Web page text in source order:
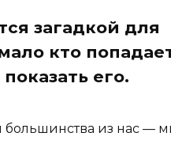
загадкой для
кто
его.
большинства из нас —